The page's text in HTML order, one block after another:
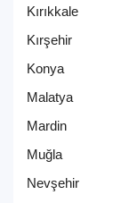
Kırıkkale
Kırşehir
Konya
Malatya
Mardin
Muğla
Nevşehir